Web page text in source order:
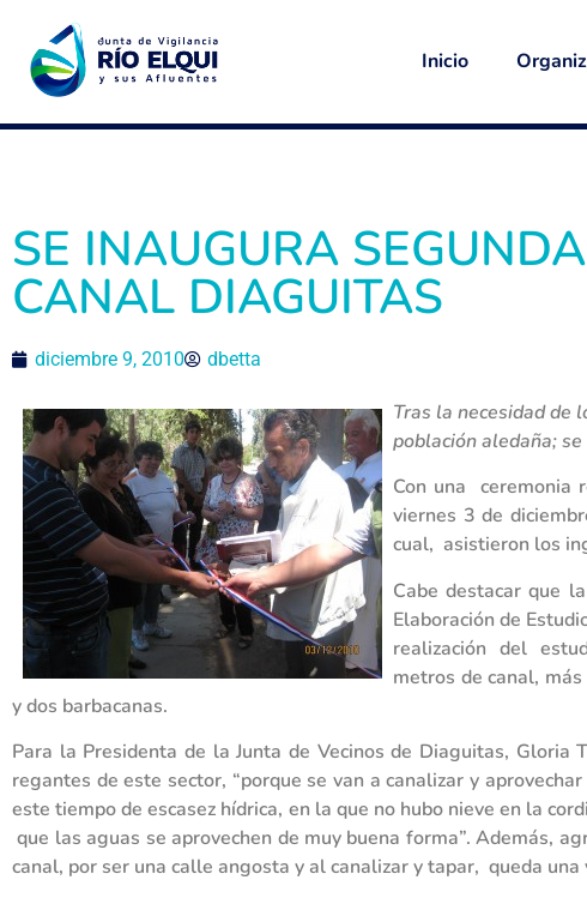
Inicio
SE INAUGURA
CANAL DIAGUITAS
diciembre 9, 2010 dbetta
Tras la necesidad de
población aledaña;
Con una ceremonia
viernes 3 de
cual, asistieron los
Cabe destacar que
Elaboración de
realización del
metros de canal,
y dos barbacanas.
Para la Presidenta de la Junta de Vecinos de Diaguitas,
regantes de este sector, “porque se van a canalizar y
este tiempo de escasez hídrica, en la que no hubo nieve en la
que las aguas se aprovechen de muy buena forma”. Además,
canal, por ser una calle angosta y al canalizar y tapar, queda